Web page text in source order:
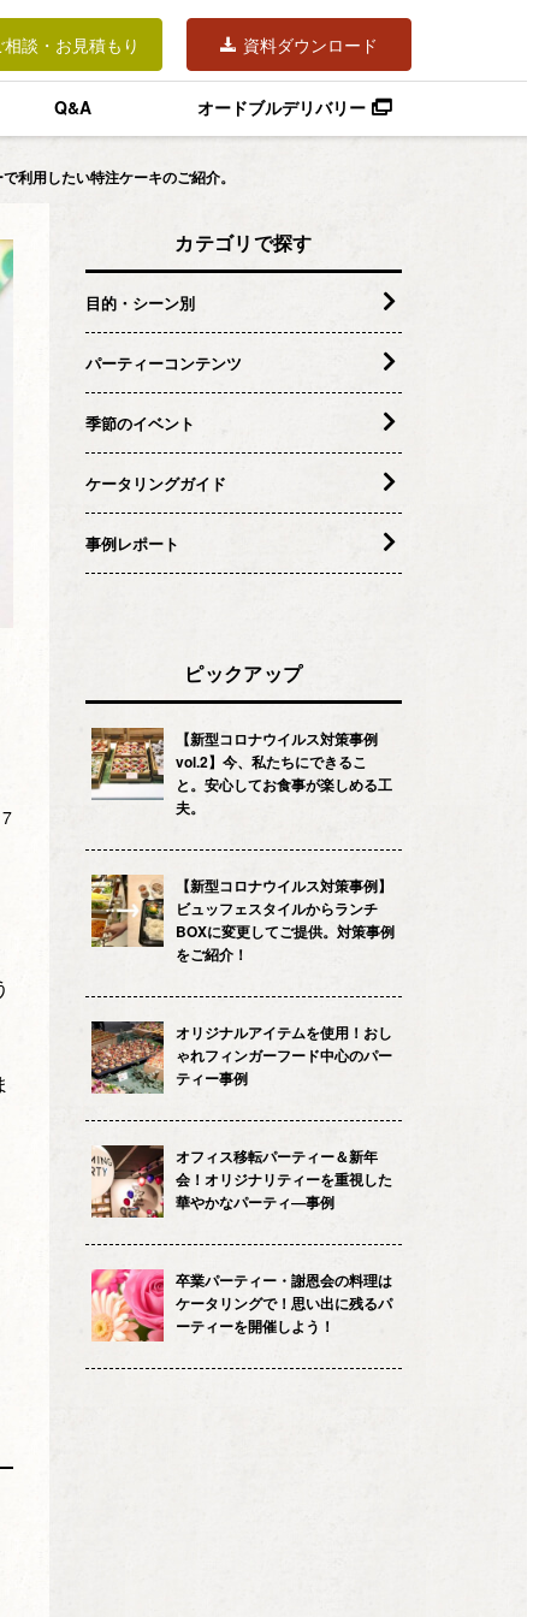
相談・お見積もり 資料ダウンロード
Q&A オードブルデリバリー
利用したい特注ケーキのご紹介。
カテゴリで探す
目的・シーン別
パーティーコンテンツ
季節のイベント
ケータリングガイド
事例レポート
ピックアップ
【新型コロナウイルス対策事例
vol.2】今、私たちにできるこ
と。安心してお食事が楽しめる工
夫。
【新型コロナウイルス対策事例】
ビュッフェスタイルからランチ
BOXに変更してご提供。対策事例
をご紹介！
オリジナルアイテムを使用！おし
ゃれフィンガーフード中心のパー
ティー事例
オフィス移転パーティー＆新年
会！オリジナリティーを重視した
華やかなパーティ―事例
卒業パーティー・謝恩会の料理は
ケータリングで！思い出に残るパ
ーティーを開催しよう！